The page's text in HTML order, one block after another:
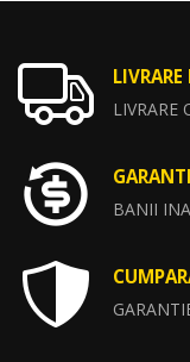
LIVRARE
BANII